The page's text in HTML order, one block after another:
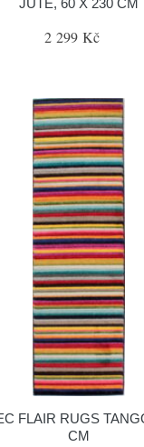
JUTE, 60 X 230 CM
2 299 Kč
FLAIR RUGS
CM